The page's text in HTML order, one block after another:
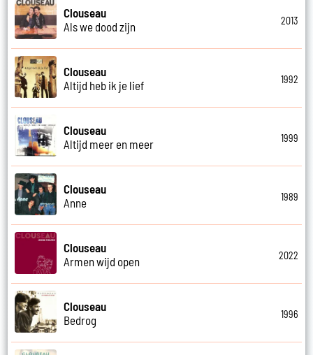
Clouseau
Als we dood zijn
2013
Clouseau
Altijd heb ik je lief
1992
Clouseau
Altijd meer en meer
1999
Clouseau
Anne
1989
Clouseau
Armen wijd open
2022
Clouseau
Bedrog
1996